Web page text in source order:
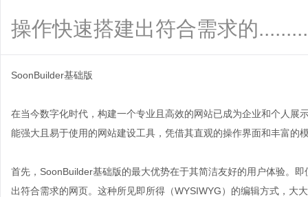
操作快速搭建出符合需求的.........
SoonBuilder基础版
在当今数字化时代，构建一个专业且高效的网站已成为企业和个人
能强大且易于使用的网站建设工具，凭借其直观的操作界面和丰富的
首先，SoonBuilder基础版的最大优势在于其简洁友好的用户体验。
出符合需求的网页。这种所见即所得（WYSIWYG）的编辑方式，大